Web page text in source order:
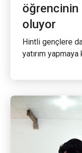
oluyor
Hintli gençlere
yatırım yapmaya